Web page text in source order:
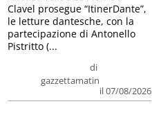
di
gazzettamatin
il 07/08/2026
Clavel prosegue “ItinerDante”,
le letture dantesche, con la
partecipazione di Antonello
Pistritto (...